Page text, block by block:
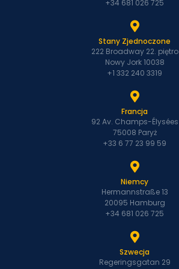
+34 681 026 725
Stany Zjednoczone
222 Broadway 22. piętro
Nowy Jork 10038
+1 332 240 3319
Francja
92 Av. Champs-Élysées
75008 Paryż
+33 6 77 23 99 59
Niemcy
Hermannstraße 13
20095 Hamburg
+34 681 026 725
Szwecja
Regeringsgatan 29